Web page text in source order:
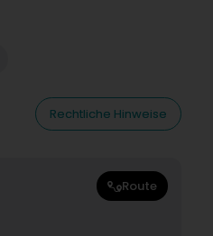
Rechtliche Hinweise
Route